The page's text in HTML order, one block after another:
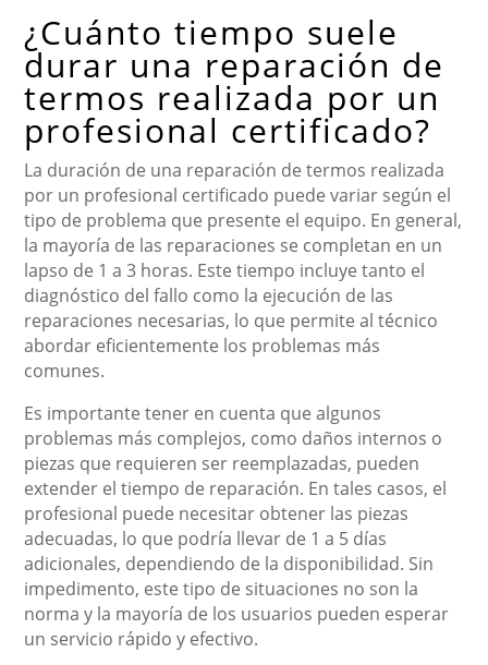
¿Cuánto tiempo suele
durar una reparación de
termos realizada por un
profesional certificado?
La duración de una reparación de termos realizada
por un profesional certificado puede variar según el
tipo de problema que presente el equipo. En general,
la mayoría de las reparaciones se completan en un
lapso de 1 a 3 horas. Este tiempo incluye tanto el
diagnóstico del fallo como la ejecución de las
reparaciones necesarias, lo que permite al técnico
abordar eficientemente los problemas más
comunes.
Es importante tener en cuenta que algunos
problemas más complejos, como daños internos o
piezas que requieren ser reemplazadas, pueden
extender el tiempo de reparación. En tales casos, el
profesional puede necesitar obtener las piezas
adecuadas, lo que podría llevar de 1 a 5 días
adicionales, dependiendo de la disponibilidad. Sin
impedimento, este tipo de situaciones no son la
norma y la mayoría de los usuarios pueden esperar
un servicio rápido y efectivo.